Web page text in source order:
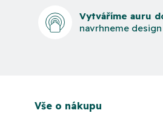
Vytváříme auru
navrhneme
Vše o nákupu